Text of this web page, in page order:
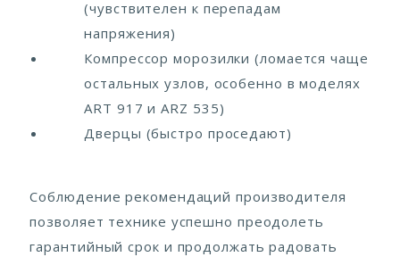
(чувствителен к перепадам
напряжения)
Компрессор морозилки (ломается чаще
остальных узлов, особенно в моделях
ART 917 и ARZ 535)
Дверцы (быстро проседают)
Соблюдение рекомендаций производителя
позволяет технике успешно преодолеть
гарантийный срок и продолжать радовать